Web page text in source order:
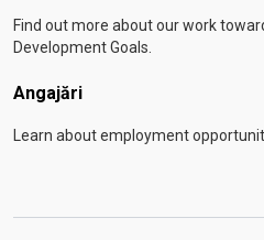
Find out more about our work
Development Goals.
Angajări
Learn about employment